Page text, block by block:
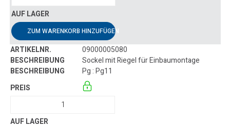
ZUM WARENKORB HINZUFÜGEN
09000005080
Sockel mit Riegel für Einbaumontage
Pg : Pg11